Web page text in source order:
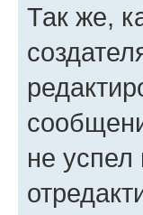
Так же,
не успел